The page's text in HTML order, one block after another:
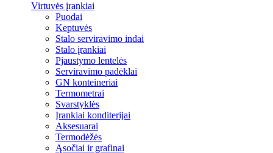
Virtuvės įrankiai
Puodai
Keptuvės
Stalo serviravimo indai
Stalo įrankiai
Pjaustymo lentelės
Serviravimo padėklai
GN konteineriai
Termometrai
Svarstyklės
Įrankiai konditerijai
Aksesuarai
Termodėžės
Ąsočiai ir grafinai